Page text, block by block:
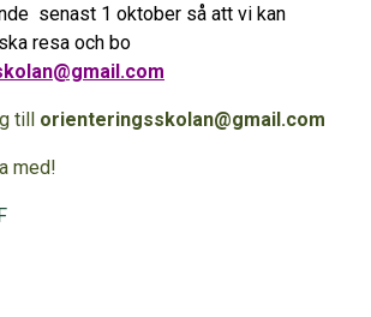
senast 1 oktober så att vi kan
resa och bo
till orienteringsskolan@gmail.com
med!